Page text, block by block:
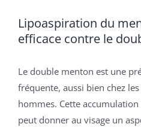
Lipoaspiration du
efficace contre le
Le double menton est une
fréquente, aussi bien chez
hommes. Cette
peut donner au visage un